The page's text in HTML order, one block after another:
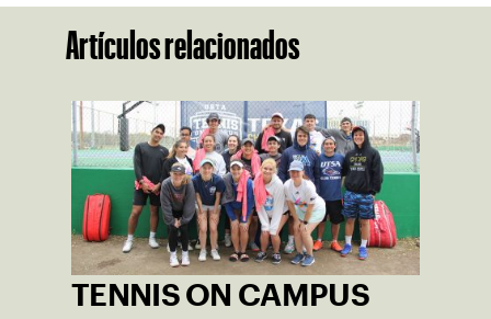
Artículos relacionados
TENNIS ON CAMPUS